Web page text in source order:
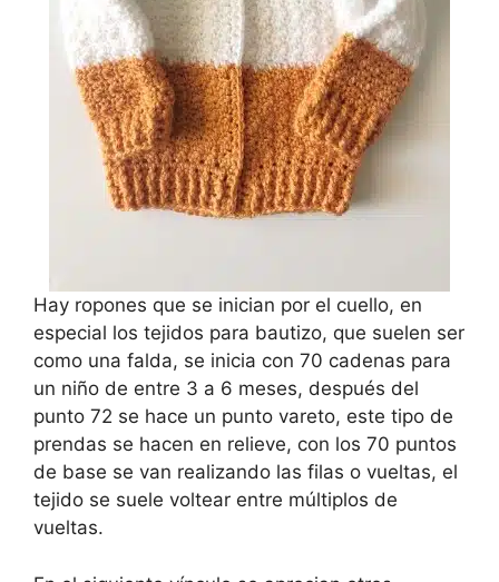
Hay ropones que se inician por el cuello, en
especial los tejidos para bautizo, que suelen ser
como una falda, se inicia con 70 cadenas para
un niño de entre 3 a 6 meses, después del
punto 72 se hace un punto vareto, este tipo de
prendas se hacen en relieve, con los 70 puntos
de base se van realizando las filas o vueltas, el
tejido se suele voltear entre múltiplos de
vueltas.